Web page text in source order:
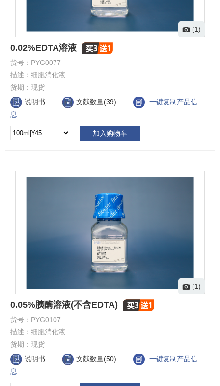
(1)
0.02%EDTA溶液
货号： PYG0077
描述： 细胞消化液
货期： 现货
说明书
文献数量(39)
一键复制产品信
息
加入购物车
(1)
0.05%胰酶溶液(不含EDTA)
货号： PYG0107
描述： 细胞消化液
货期： 现货
说明书
文献数量(50)
一键复制产品信
息